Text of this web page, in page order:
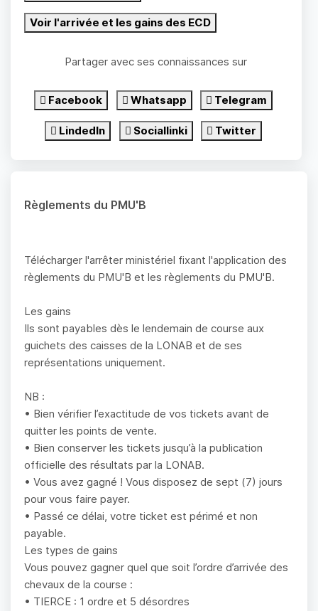
Voir l'arrivée et les gains des ECD
Partager avec ses connaissances sur
Facebook Whatsapp Telegram
LindedIn Sociallinki Twitter
Règlements du PMU'B
Télécharger l'arrêter ministériel fixant l'application des
règlements du PMU'B et les règlements du PMU'B.
Les gains
Ils sont payables dès le lendemain de course aux
guichets des caisses de la LONAB et de ses
représentations uniquement.
NB :
• Bien vérifier l’exactitude de vos tickets avant de
quitter les points de vente.
• Bien conserver les tickets jusqu’à la publication
officielle des résultats par la LONAB.
• Vous avez gagné ! Vous disposez de sept (7) jours
pour vous faire payer.
• Passé ce délai, votre ticket est périmé et non
payable.
Les types de gains
Vous pouvez gagner quel que soit l’ordre d’arrivée des
chevaux de la course :
• TIERCE : 1 ordre et 5 désordres